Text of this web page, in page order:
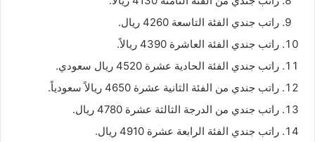
راتب جندي الفئة التاسعة 4260 ريال.
راتب جندي الفئة العاشرة 4390 ريالاً.
راتب جندي الفئة الحادية عشرة 4520 ريال سعودي.
راتب جندي من الفئة الثانية عشرة 4650 ريالاً سعودياً.
راتب جندي من الدرجة الثالثة عشرة 4780 ريال.
راتب جندي الفئة الرابعة عشرة 4910 ريال.